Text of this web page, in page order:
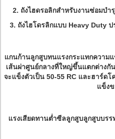
2. ถังไฮดรอลิกสำหรับงานซ่อมบำ
3. ถังไฮโดรลิกแบบ Heavy Duty
แกนก้านลูกสูบทนแรงกระแทกความ
เส้นผ่าศูนย์กลางที่ใหญ่ขึ้นแตกต่างกั
จะแข็งตัวเป็น 50-55 RC และฮาร์ดโ
แข็ง
แรงเสียดทานต่ำซีลลูกสูบลูกสูบบร